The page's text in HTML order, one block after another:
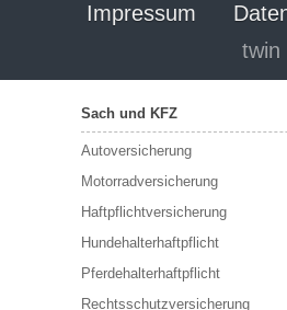
Impressum
twin
Sach und KFZ
Autoversicherung
Motorradversicherung
Haftpflichtversicherung
Hundehalterhaftpflicht
Pferdehalterhaftpflicht
Rechtsschutzversicherung